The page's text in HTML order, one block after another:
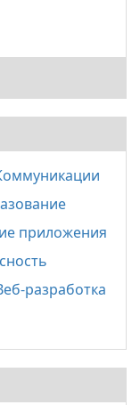
приложения
разработка